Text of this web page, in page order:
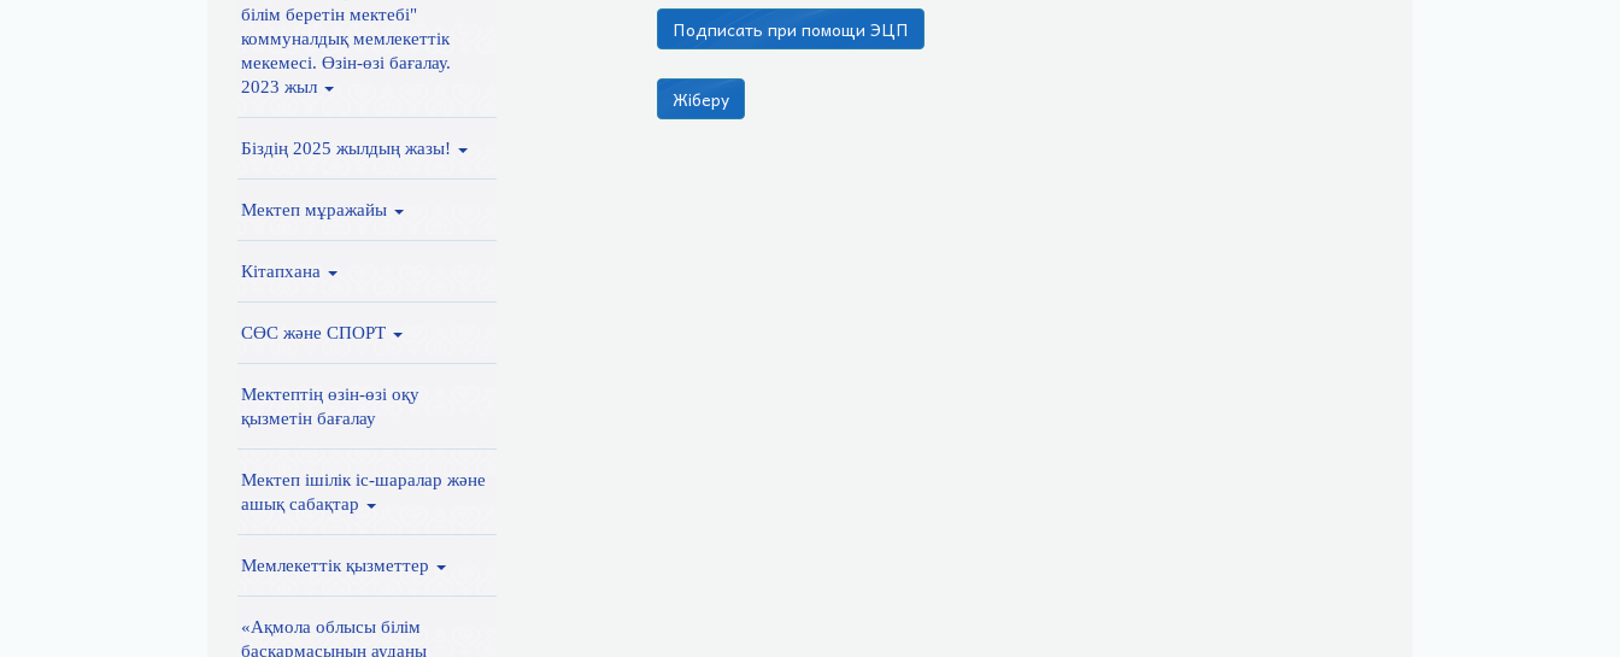
білім беретін мектебі"
коммуналдық мемлекеттік
мекемесі. Өзін-өзі бағалау.
2023 жыл
Біздің 2025 жылдың жазы!
Мектеп мұражайы
Кітапхана
СӨС және СПОРТ
Мектептің өзін-өзі оқу
қызметін бағалау
Мектеп ішілік іс-шаралар және
ашық сабақтар
Мемлекеттік қызметтер
«Ақмола облысы білім
басқармасының ауданы